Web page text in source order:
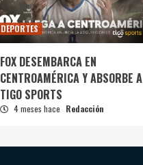
DEPORTES
FOX DESEMBARCA EN
CENTROAMÉRICA Y ABSORBE A
TIGO SPORTS
4 meses hace Redacción